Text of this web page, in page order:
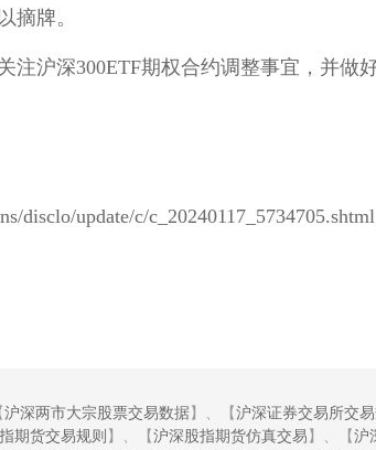
摘牌。
深300ETF期权合约调整事宜，并做好
disclo/update/c/c_20240117_5734705.shtml
沪深两市大宗股票交易数据 】、【 沪深证券交易所交易
期货交易规则 】、【 沪深股指期货仿真交易 】、【 沪